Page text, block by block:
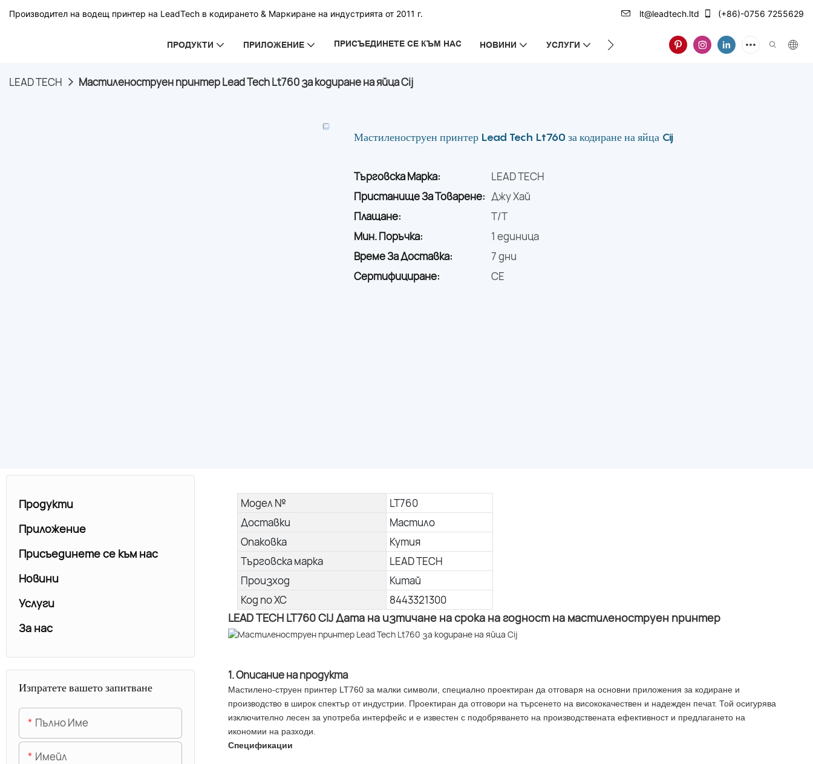
Производител на водещ принтер на LeadTech в кодирането & Маркиране на индустрията от 2011 г. lt@leadtech.ltd (+86)-0756 7255629
ПРОДУКТИ ПРИЛОЖЕНИЕ ПРИСЪЕДИНЕТЕ СЕ КЪМ НАС НОВИНИ УСЛУГИ ЗА НАС
LEAD TECH Мастиленоструен принтер Lead Tech Lt760 за кодиране на яйца Cij
Мастиленоструен принтер Lead Tech Lt760 за кодиране на яйца Cij
Търговска Марка:
LEAD TECH
Пристанище За Товарене: Джу Хай
Плащане:
T/T
Мин. Поръчка:
1 единица
Време За Доставка:
7 дни
Сертифициране:
CE
Модел №
LT760
Доставки
Мастило
Опаковка
Кутия
Търговска марка
LEAD TECH
Произход
Китай
Код по ХС
8443321300
LEAD TECH LT760 CIJ Дата на изтичане на срока на годност на мастиленоструен принтер
1. Описание на продукта
Мастилено-струен принтер LT760 за малки символи, специално проектиран да отговаря на основни приложения за кодиране и
производство в широк спектър от индустрии. Проектиран да отговори на търсенето на висококачествен и надежден печат. Той осигурява
изключително лесен за употреба интерфейс и е известен с подобряването на производствената ефективност и предлагането на
икономии на разходи.
Спецификации
Продукти
Приложение
Присъединете се към нас
Новини
Услуги
За нас
Изпратете вашето запитване
Пълно Име
Имейл